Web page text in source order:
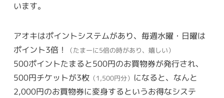
います。
アオキはポイントシステムがあり、毎週水曜・日曜は
ポイント3倍！
（たまーに5倍の時があり、嬉しい）
500ポイントたまると500円のお買物券が発行され、
500円チケットが3枚（1,500円分） になると、なんと
2,000円のお買物券に変身するというお得なシステ